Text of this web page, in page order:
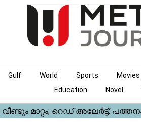
Gulf World Sports Movies
Education
Novel